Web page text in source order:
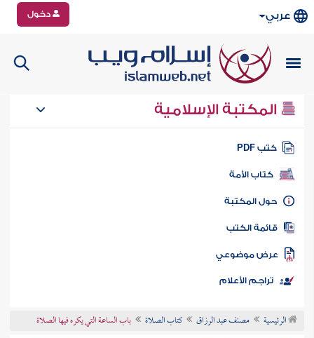
عربي دخول
المكتبة الإسلامية
كتب PDF
كتاب الأمة
المكتبة
الكتب
موضوعي
تراجم الأعلام
الرئيسية مصنف عبد الرزاق كتاب الصلاة باب الساعة التي يكره فيها الصلاة